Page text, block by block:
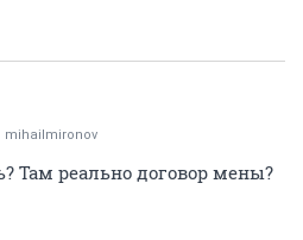
mihailmironov
Там реально договор мены?